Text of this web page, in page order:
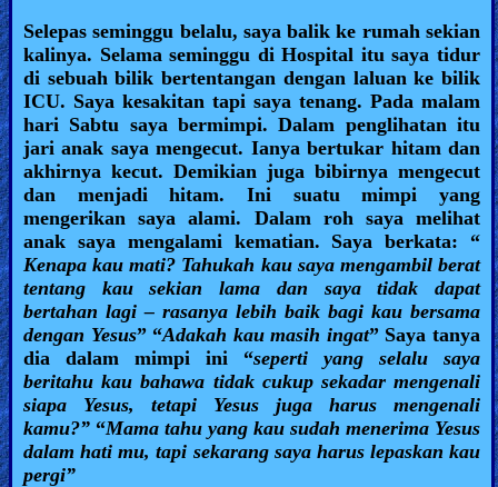
Selepas seminggu belalu, saya balik ke rumah sekian
kalinya. Selama seminggu di Hospital itu saya tidur
di sebuah bilik bertentangan dengan laluan ke bilik
ICU. Saya kesakitan tapi saya tenang. Pada malam
hari Sabtu saya bermimpi. Dalam penglihatan itu
jari anak saya mengecut. Ianya bertukar hitam dan
akhirnya kecut. Demikian juga bibirnya mengecut
dan menjadi hitam. Ini suatu mimpi yang
mengerikan saya alami. Dalam roh saya melihat
anak saya mengalami kematian. Saya berkata: “
Kenapa kau mati? Tahukah kau saya mengambil berat
tentang kau sekian lama dan saya tidak dapat
bertahan lagi – rasanya lebih baik bagi kau bersama
dengan Yesus” “Adakah kau masih ingat” Saya tanya
dia dalam mimpi ini “seperti yang selalu saya
beritahu kau bahawa tidak cukup sekadar mengenali
siapa Yesus, tetapi Yesus juga harus mengenali
kamu?” “Mama tahu yang kau sudah menerima Yesus
dalam hati mu, tapi sekarang saya harus lepaskan kau
pergi”